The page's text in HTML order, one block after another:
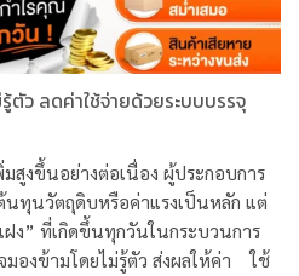
ตัว ลดค่าใช้จ่ายด้วยระบบบรรจุ
ขึ้นอย่างต่อเนื่อง ผู้ประกอบการ
ทุนวัตถุดิบหรือค่าแรงเป็นหลัก แต่
ง” ที่เกิดขึ้นทุกวันในกระบวนการ
องข้ามโดยไม่รู้ตัว ส่งผลให้ค่า ใช้